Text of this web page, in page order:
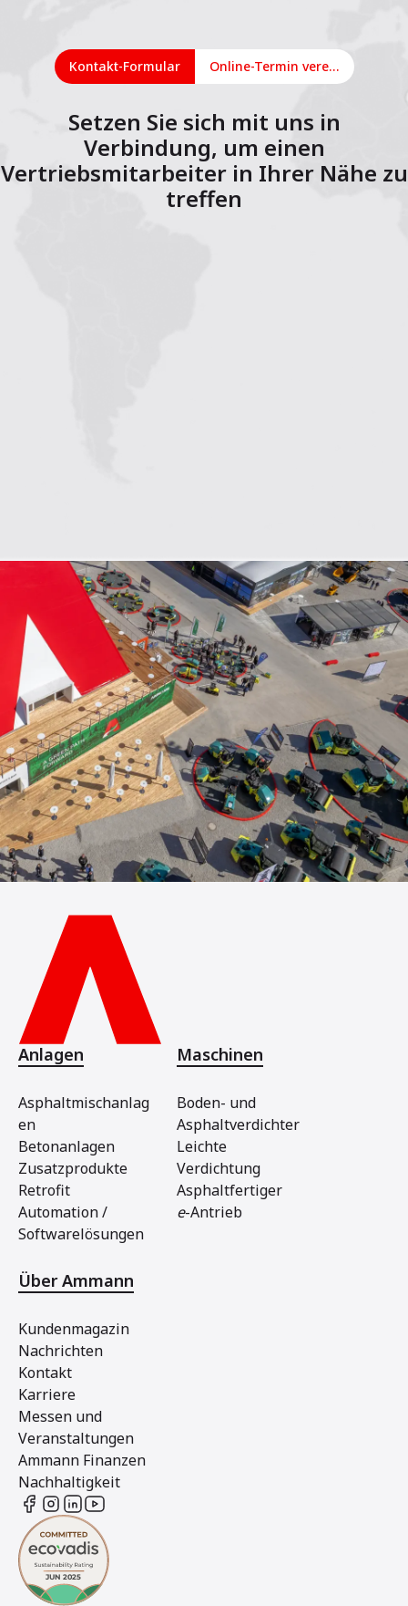
Kontakt-Formular Online-Termin vereinbaren
Setzen Sie sich mit uns in
Verbindung, um einen
Vertriebsmitarbeiter in Ihrer Nähe zu
treffen
Anlagen
Asphaltmischanlag
en
Betonanlagen
Zusatzprodukte
Retrofit
Automation /
Softwarelösungen
Maschinen
Boden- und
Asphaltverdichter
Leichte
Verdichtung
Asphaltfertiger
e-Antrieb
Über Ammann
Kundenmagazin
Nachrichten
Kontakt
Karriere
Messen und
Veranstaltungen
Ammann Finanzen
Nachhaltigkeit